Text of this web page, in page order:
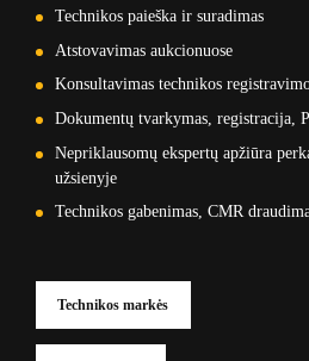
Technikos paieška ir suradimas
Atstovavimas aukcionuose
Konsultavimas technikos
Dokumentų tvarkymas, registracija,
Nepriklausomų ekspertų apžiūra
užsienyje
Technikos gabenimas, CMR
Technikos markės